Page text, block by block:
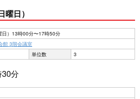
日）
日）13時00分〜17時50分
館 3階会議室
単位数 3
30分